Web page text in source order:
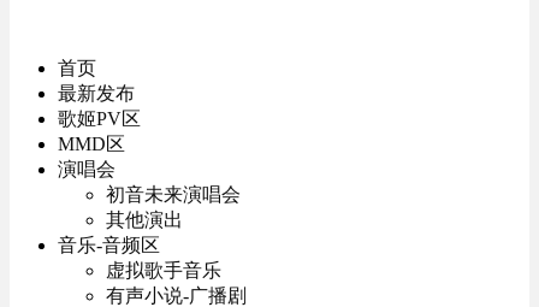
首页
最新发布
歌姬PV区
MMD区
演唱会
初音未来演唱会
其他演出
音乐-音频区
虚拟歌手音乐
有声小说-广播剧